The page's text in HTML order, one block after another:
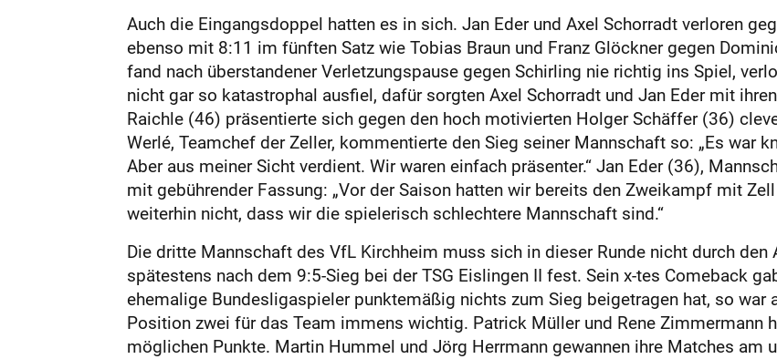
Auch die Eingangsdoppel hatten es in sich. Jan Eder und Axel Schorradt verloren
ebenso mit 8:11 im fünften Satz wie Tobias Braun und Franz Glöckner gegen
fand nach überstandener Verletzungspause gegen Schirling nie richtig ins Spiel,
nicht gar so katas­trophal ausfiel, dafür sorgten Axel Schorradt und Jan Eder mit
Raichle (46) präsentierte sich gegen den hoch motivierten Holger Schäffer (36)
Werlé, Teamchef der Zeller, kommentierte den Sieg seiner Mannschaft so: „Es war
Aber aus meiner Sicht verdient. Wir waren einfach präsenter.“ Jan Eder (36),
mit gebührender Fassung: „Vor der Saison hatten wir bereits den Zweikampf mit
weiterhin nicht, dass wir die spielerisch schlechtere Mannschaft sind.“
Die dritte Mannschaft des VfL Kirchheim muss sich in dieser Runde nicht durch
spätestens nach dem 9:5-Sieg bei der TSG Eislingen II fest. Sein x-tes Comeback
ehemalige Bundesligaspieler punktemäßig nichts zum Sieg beigetragen hat, so
Position zwei für das Team immens wichtig. Patrick Müller und Rene Zimmermann
möglichen Punkte. Martin Hummel und Jörg Herrmann gewannen ihre Matches am